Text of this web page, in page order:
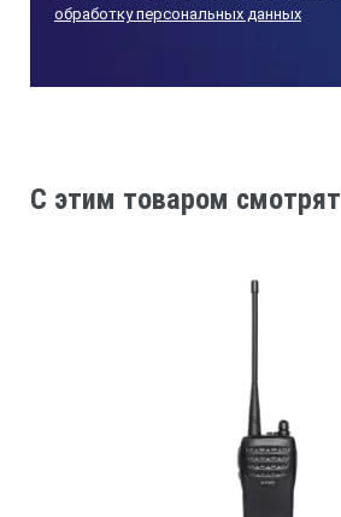
обработку персональных данных
C этим товаром смотрят